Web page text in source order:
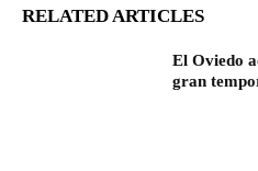
RELATED ARTICLES
El Oviedo
gran